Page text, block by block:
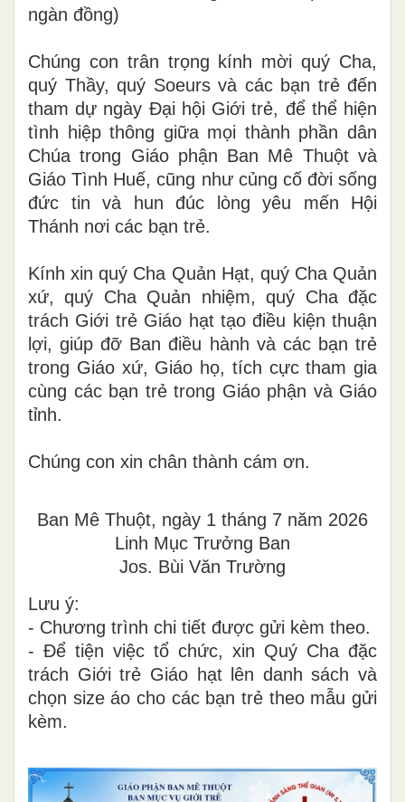
ngàn đồng)
Chúng con trân trọng kính mời quý Cha,
quý Thầy, quý Soeurs và các bạn trẻ đến
tham dự ngày Đại hội Giới trẻ, để thể hiện
tình hiệp thông giữa mọi thành phần dân
Chúa trong Giáo phận Ban Mê Thuột và
Giáo Tình Huế, cũng như củng cố đời sống
đức tin và hun đúc lòng yêu mến Hội
Thánh nơi các bạn trẻ.
Kính xin quý Cha Quản Hạt, quý Cha Quản
xứ, quý Cha Quản nhiệm, quý Cha đặc
trách Giới trẻ Giáo hạt tạo điều kiện thuận
lợi, giúp đỡ Ban điều hành và các bạn trẻ
trong Giáo xứ, Giáo họ, tích cực tham gia
cùng các bạn trẻ trong Giáo phận và Giáo
tỉnh.
Chúng con xin chân thành cám ơn.
Ban Mê Thuột, ngày 1 tháng 7 năm 2026
Linh Mục Trưởng Ban
Jos. Bùi Văn Trường
Lưu ý:
- Chương trình chi tiết được gửi kèm theo.
- Để tiện việc tổ chức, xin Quý Cha đặc
trách Giới trẻ Giáo hạt lên danh sách và
chọn size áo cho các bạn trẻ theo mẫu gửi
kèm.